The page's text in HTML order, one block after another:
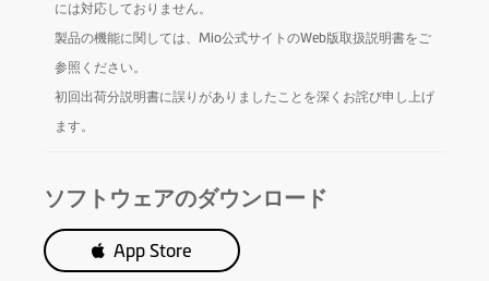
には対応しておりません。
製品の機能に関しては、Mio公式サイトのWeb版取扱説明書をご
参照ください。
初回出荷分説明書に誤りがありましたことを深くお詫び申し上げ
ます。
ソフトウェアのダウンロード
App Store